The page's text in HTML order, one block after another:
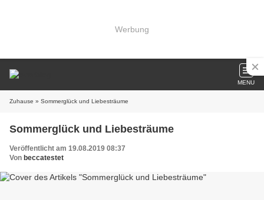
Werbung
MENU
Zuhause » Sommerglück und Liebesträume
Sommerglück und Liebesträume
Veröffentlicht am 19.08.2019 08:37
Von beccatestet